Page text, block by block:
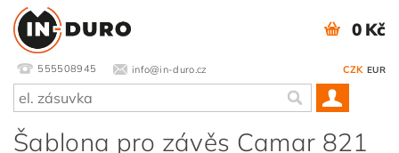
555508945 info@in-duro.cz CZK EUR
0 Kč
Šablona pro závěs Camar 821